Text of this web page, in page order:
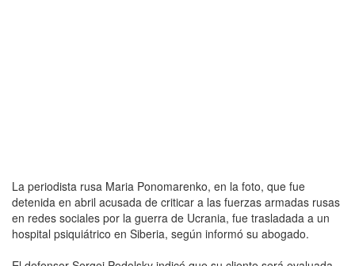
La periodista rusa Maria Ponomarenko, en la foto, que fue
detenida en abril acusada de criticar a las fuerzas armadas rusas
en redes sociales por la guerra de Ucrania, fue trasladada a un
hospital psiquiátrico en Siberia, según informó su abogado.